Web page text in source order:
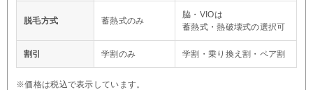
脱毛方式 蓄熱式のみ
脇・VIOは
蓄熱式・熱破壊式の選択可
割引 学割のみ 学割・乗り換え割・ペア割
※価格は税込で表示しています。